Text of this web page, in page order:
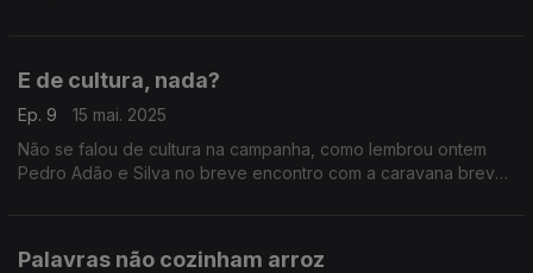
E de cultura, nada?
Ep. 9
15 mai. 2025
Não se falou de cultura na campanha, como lembrou ontem
Pedro Adão e Silva no breve encontro com a caravana breve
Palavras não cozinham arroz